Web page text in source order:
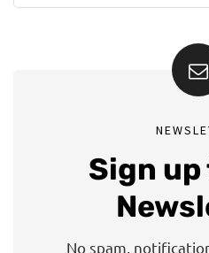
Sign
No spam,